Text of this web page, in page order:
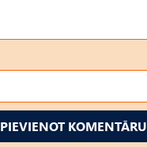
PIEVIENOT KOMENTĀRU